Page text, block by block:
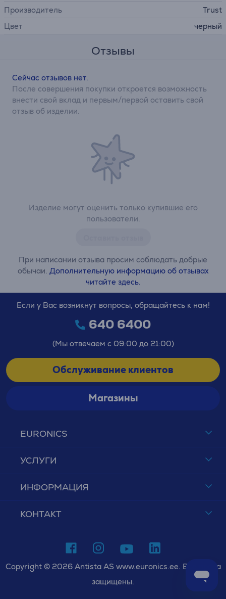
Производитель
Trust
Цвет
черный
Отзывы
Изделие могут оценить только купившие его
пользователи.
При написании отзыва просим соблюдать добрые
обычаи. Дополнительную информацию об отзывах
читайте здесь.
Сейчас отзывов нет.
После совершения покупки откроется возможность
внести свой вклад и первым/первой оставить свой
отзыв об изделии.
EURONICS
УСЛУГИ
ИНФОРМАЦИЯ
КОНТАКТ
Если у Вас возникнут вопросы, обращайтесь к нам!
640 6400
(Мы отвечаем с 09:00 до 21:00)
Обслуживание клиентов
Магазины
Copyright © 2026 Antista AS www.euronics.ee. Все права
защищены.